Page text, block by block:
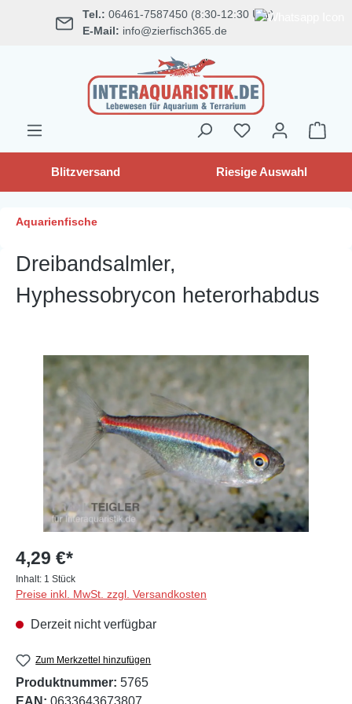
springen Tel.: 06461-7587450 (8:30-12:30 Uhr)
E-Mail: info@zierfisch365.de
Blitzversand Riesige Auswahl
Aquarienfische
Dreibandsalmler,
Hyphessobrycon heterorhabdus
Bildergalerie überspringen
4,29 €*
Inhalt: 1 Stück
Preise inkl. MwSt. zzgl. Versandkosten
Derzeit nicht verfügbar
Zum Merkzettel hinzufügen
Produktnummer: 5765